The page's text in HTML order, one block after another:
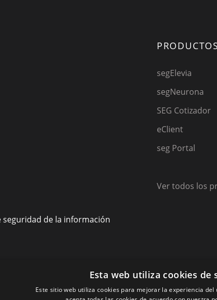
seguridad de la información
PRODUCTOS
segElevia
segNeurona
SEG Cotizador
eClient
seg Portal
Ver todos los
Esta web utiliza cookies de
Este sitio web utiliza cookies para mejorar la experiencia